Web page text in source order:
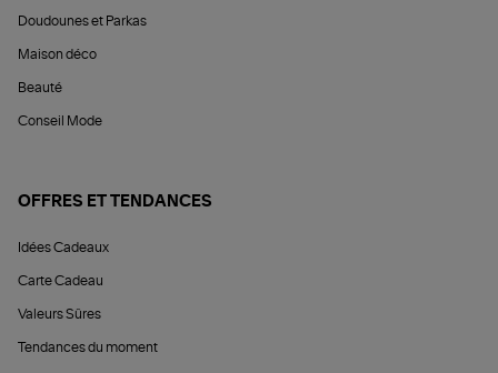
Doudounes et Parkas
Maison déco
Beauté
Conseil Mode
OFFRES ET TENDANCES
Idées Cadeaux
Carte Cadeau
Valeurs Sûres
Tendances du moment